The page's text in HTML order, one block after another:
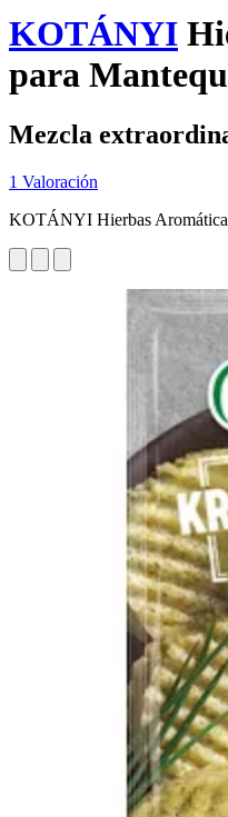
KOTÁNYI
para
Mezcla
1 Valoración
KOTÁNYI Hierbas